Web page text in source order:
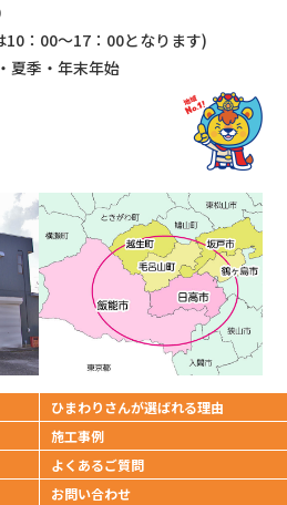
10：00～17：00となります)
夏季・年末年始
ひまわりさんが選ばれる理由
施工事例
よくあるご質問
お問い合わせ